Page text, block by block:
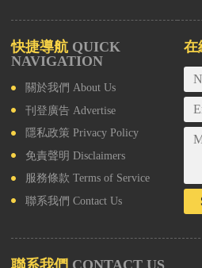
快捷導航 QUICK
NAVIGATION
關於我們 About Us
刊登廣告 Advertise
隱私政策 Privacy Policy
免責聲明 Disclaimers
服務條款 Terms of Service
聯系我們 Contact Us
在